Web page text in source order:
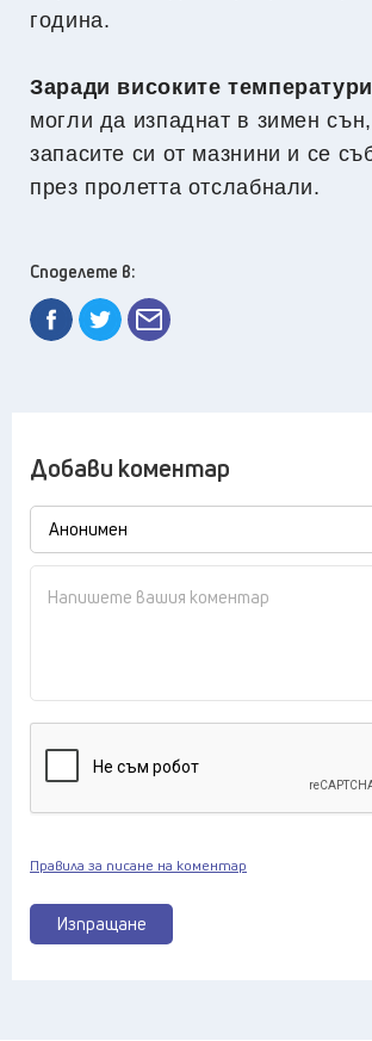
година.
Заради високите температури
могли да изпаднат в зимен
запасите си от мазнини и се
през пролетта отслабнали.
Споделете в:
Добави коментар
Изпращане
Правила за писане на коментар